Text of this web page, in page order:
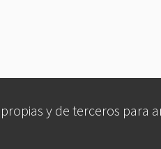
y de terceros para